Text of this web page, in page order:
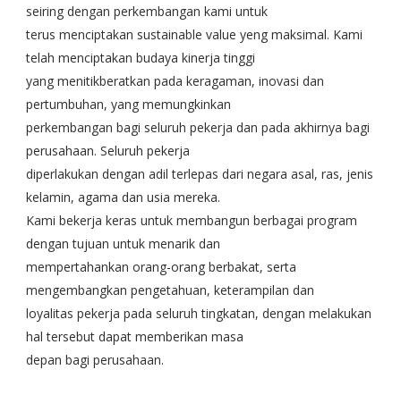
seiring dengan perkembangan kami untuk
terus menciptakan sustainable value yeng maksimal. Kami
telah menciptakan budaya kinerja tinggi
yang menitikberatkan pada keragaman, inovasi dan
pertumbuhan, yang memungkinkan
perkembangan bagi seluruh pekerja dan pada akhirnya bagi
perusahaan. Seluruh pekerja
diperlakukan dengan adil terlepas dari negara asal, ras, jenis
kelamin, agama dan usia mereka.
Kami bekerja keras untuk membangun berbagai program
dengan tujuan untuk menarik dan
mempertahankan orang-orang berbakat, serta
mengembangkan pengetahuan, keterampilan dan
loyalitas pekerja pada seluruh tingkatan, dengan melakukan
hal tersebut dapat memberikan masa
depan bagi perusahaan.